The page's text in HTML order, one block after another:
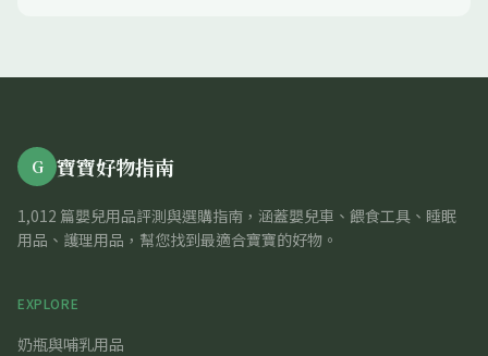
G 寶寶好物指南
1,012 篇嬰兒用品評測與選購指南，涵蓋嬰兒車、餵食工具、睡眠
用品、護理用品，幫您找到最適合寶寶的好物。
EXPLORE
奶瓶與哺乳用品